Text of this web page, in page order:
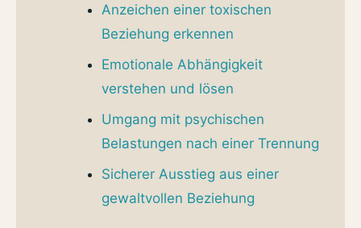
Anzeichen einer toxischen
Beziehung erkennen
Emotionale Abhängigkeit
verstehen und lösen
Umgang mit psychischen
Belastungen nach einer Trennung
Sicherer Ausstieg aus einer
gewaltvollen Beziehung